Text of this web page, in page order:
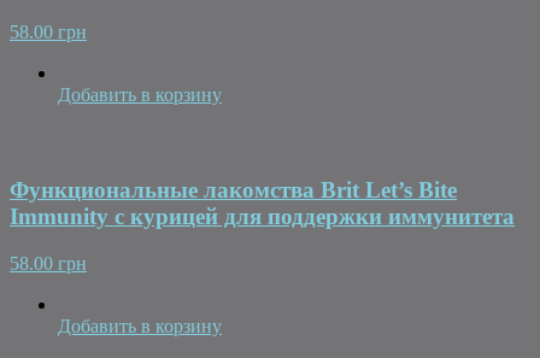
58.00 грн
Добавить в корзину
Функциональные лакомства Brit Let’s Bite
Immunity с курицей для поддержки иммунитета
58.00 грн
Добавить в корзину